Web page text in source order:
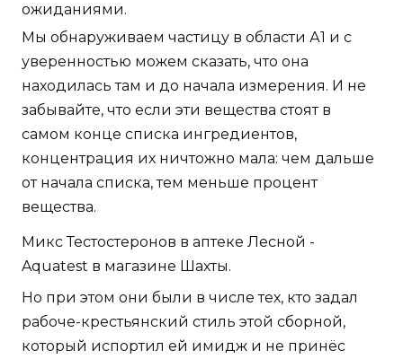
ожиданиями.
Мы обнаруживаем частицу в области А1 и с
уверенностью можем сказать, что она
находилась там и до начала измерения. И не
забывайте, что если эти вещества стоят в
самом конце списка ингредиентов,
концентрация их ничтожно мала: чем дальше
от начала списка, тем меньше процент
вещества.
Микс Тестостеронов в аптеке Лесной -
Aquatest в магазине Шахты.
Но при этом они были в числе тех, кто задал
рабоче-крестьянский стиль этой сборной,
который испортил ей имидж и не принёс